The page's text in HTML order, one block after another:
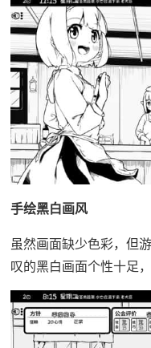
手绘黑白画风
虽然画面缺少色彩，但
叹的黑白画面个性十足